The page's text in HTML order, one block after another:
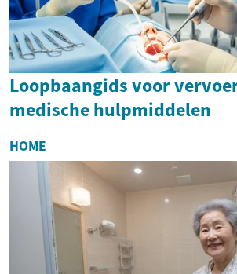
Loopbaangids voor
medische hulpmiddelen
HOME